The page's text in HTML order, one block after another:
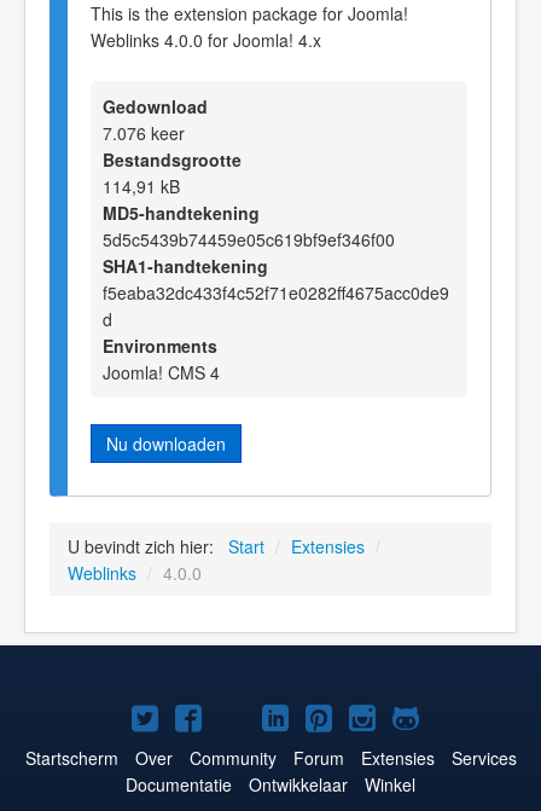
This is the extension package for Joomla!
Weblinks 4.0.0 for Joomla! 4.x
Gedownload
7.076 keer
Bestandsgrootte
114,91 kB
MD5-handtekening
5d5c5439b74459e05c619bf9ef346f00
SHA1-handtekening
f5eaba32dc433f4c52f71e0282ff4675acc0de9
d
Environments
Joomla! CMS 4
Nu downloaden
U bevindt zich hier: Start / Extensies /
Weblinks / 4.0.0
Joomla!
op
Twitter
Joomla!
op
Facebook
Joomla!
op
YouTube
Joomla!
op
LinkedIn
Joomla!
op
Pinterest
Joomla!
op
Instagram
Joomla!
op
GitHub
Startscherm Over Community Forum Extensies
Services
Documentatie
Ontwikkelaar
Winkel